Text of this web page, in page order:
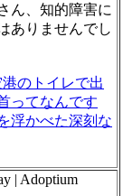
ん、知的障害に
ありませんでし
のトイレで出
ってなんです
浮かべた深刻な
| Adoptium